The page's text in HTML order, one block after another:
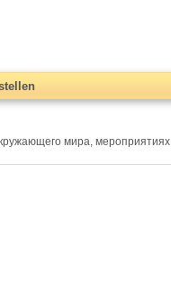
мира, мероприятиях